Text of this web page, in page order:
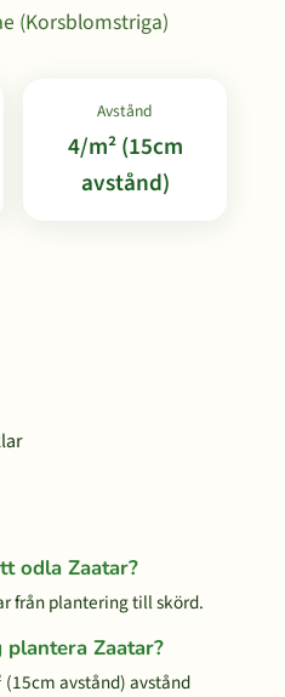
(Korsblomstriga)
Avstånd
4/m² (15cm
avstånd)
odla Zaatar?
från plantering till skörd.
Zaatar?
avstånd) avstånd